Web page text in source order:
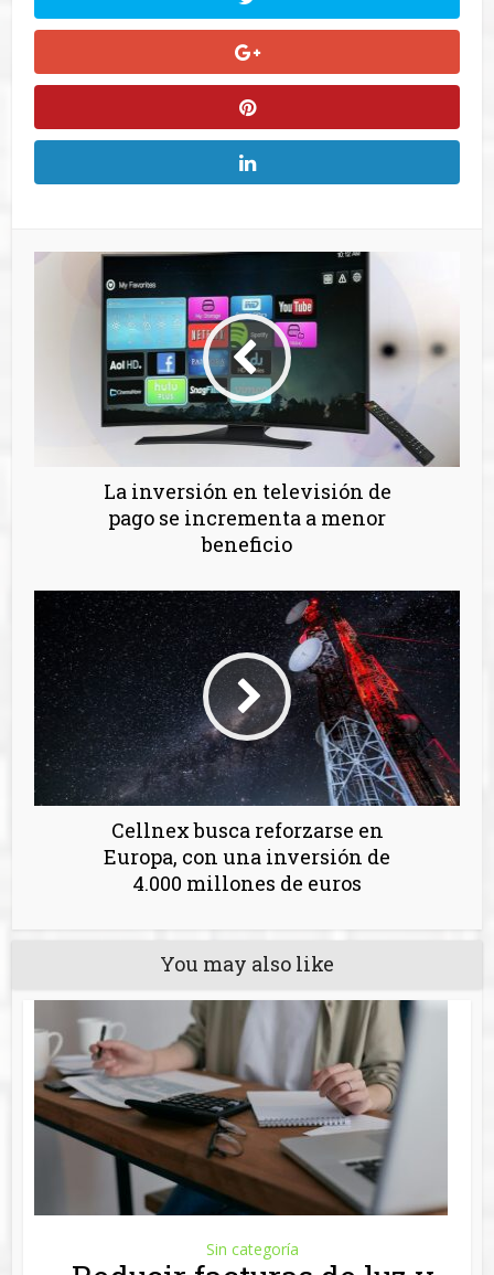
La inversión en televisión de
pago se incrementa a menor
beneficio
Cellnex busca reforzarse en
Europa, con una inversión de
4.000 millones de euros
You may also like
Sin categoría